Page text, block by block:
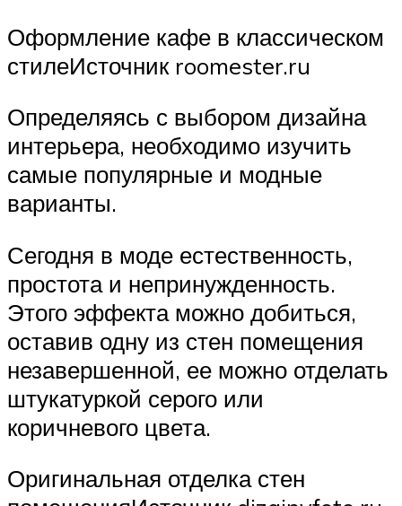
Оформление кафе в классическом
стилеИсточник roomester.ru
Определяясь с выбором дизайна
интерьера, необходимо изучить
самые популярные и модные
варианты.
Сегодня в моде естественность,
простота и непринужденность.
Этого эффекта можно добиться,
оставив одну из стен помещения
незавершенной, ее можно отделать
штукатуркой серого или
коричневого цвета.
Оригинальная отделка стен